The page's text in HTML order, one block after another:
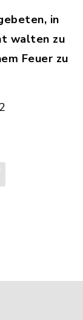
in
walten zu
Feuer zu